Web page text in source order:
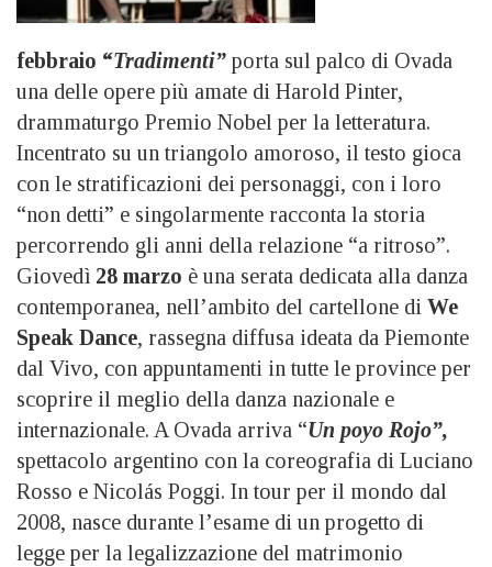
febbraio “Tradimenti” porta sul palco di Ovada
una delle opere più amate di Harold Pinter,
drammaturgo Premio Nobel per la letteratura.
Incentrato su un triangolo amoroso, il testo gioca
con le stratificazioni dei personaggi, con i loro
“non detti” e singolarmente racconta la storia
percorrendo gli anni della relazione “a ritroso”.
Giovedì 28 marzo è una serata dedicata alla danza
contemporanea, nell’ambito del cartellone di We
Speak Dance, rassegna diffusa ideata da Piemonte
dal Vivo, con appuntamenti in tutte le province per
scoprire il meglio della danza nazionale e
internazionale. A Ovada arriva “Un poyo Rojo”,
spettacolo argentino con la coreografia di Luciano
Rosso e Nicolás Poggi. In tour per il mondo dal
2008, nasce durante l’esame di un progetto di
legge per la legalizzazione del matrimonio